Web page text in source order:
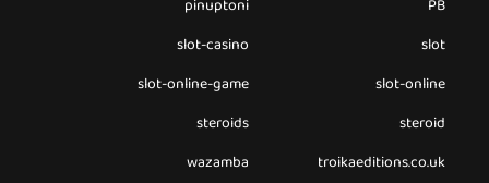
PB
pinuptoni
slot
slot-casino
slot-online
slot-online-game
steroid
steroids
troikaeditions.co.uk
wazamba